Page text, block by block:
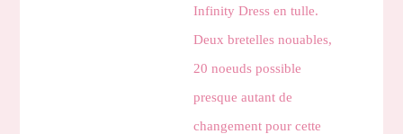
Infinity Dress en tulle.
Deux bretelles nouables,
20 noeuds possible
presque autant de
changement pour cette